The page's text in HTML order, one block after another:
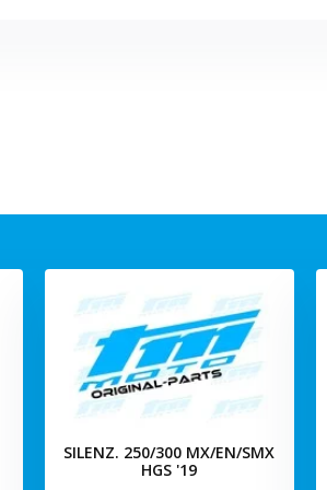
SILENZ. 250/300 MX/EN/SMX
HGS '19